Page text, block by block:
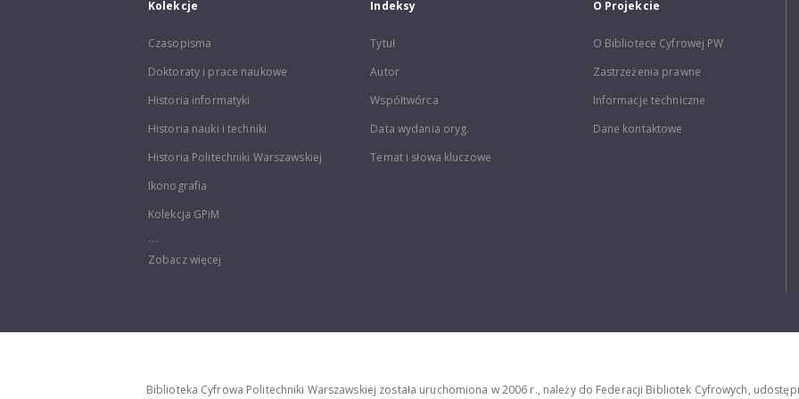
Kolekcje
Czasopisma
Doktoraty i prace naukowe
Historia informatyki
Historia nauki i techniki
Historia Politechniki Warszawskiej
Ikonografia
Kolekcja GPiM
...
Zobacz więcej
Indeksy
Tytuł
Autor
Współtwórca
Data wydania oryg.
Temat i słowa kluczowe
O Projekcie
O Bibliotece Cyfrowej PW
Zastrzeżenia prawne
Informacje techniczne
Dane kontaktowe
Biblioteka Cyfrowa Politechniki Warszawskiej została uruchomiona w 2006 r., należy do Federacji Bibliotek Cyfrowych,